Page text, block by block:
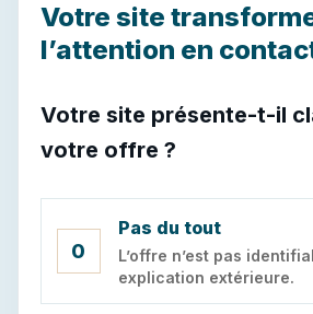
Votre site
l’attention en
Votre site présente-t-il
votre offre ?
0
Pas du tout
L’offre n’est pas
explication extérieure.